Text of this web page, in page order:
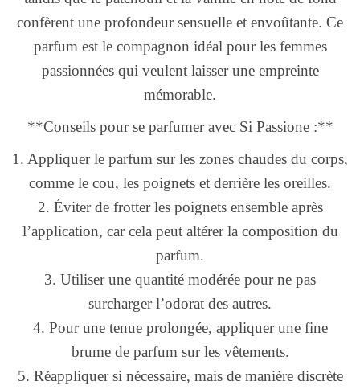
confèrent une profondeur sensuelle et envoûtante. Ce
parfum est le compagnon idéal pour les femmes
passionnées qui veulent laisser une empreinte
mémorable.
**Conseils pour se parfumer avec Si Passione :**
1. Appliquer le parfum sur les zones chaudes du corps,
comme le cou, les poignets et derrière les oreilles.
2. Éviter de frotter les poignets ensemble après
l’application, car cela peut altérer la composition du
parfum.
3. Utiliser une quantité modérée pour ne pas
surcharger l’odorat des autres.
4. Pour une tenue prolongée, appliquer une fine
brume de parfum sur les vêtements.
5. Réappliquer si nécessaire, mais de manière discrète